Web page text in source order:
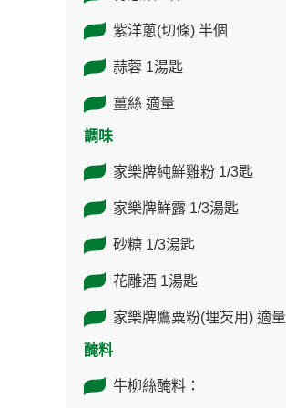
紫洋蔥(切條) 半個
蒜蓉 1湯匙
薑絲 適量
調味
家樂牌純鮮雞粉 1/3匙
家樂牌鮮露 1/3湯匙
砂糖 1/3湯匙
花雕酒 1湯匙
家樂牌鷹粟粉(埋芡用) 適量
醃料
牛柳絲醃料：